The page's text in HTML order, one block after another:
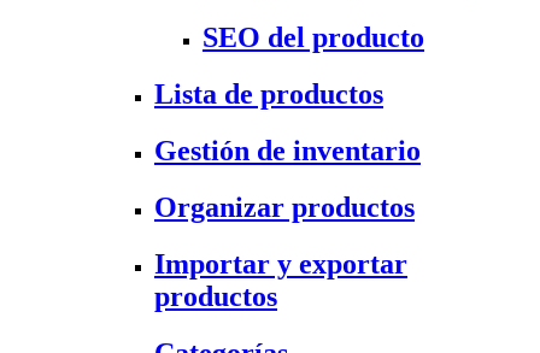
SEO del producto
Lista de productos
Gestión de inventario
Organizar productos
Importar y exportar
productos